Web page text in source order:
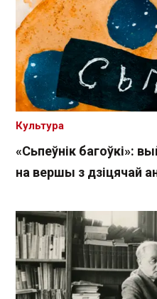
«Сьпеўнік багоўкі»:
на вершы з дзіцячай
Культура